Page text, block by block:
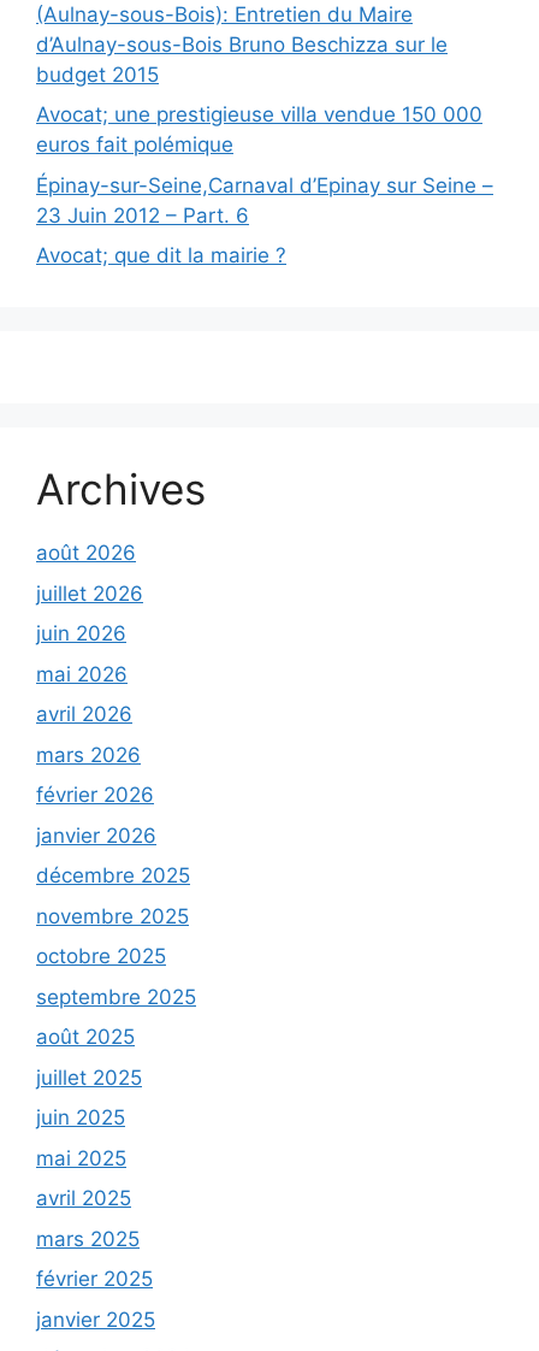
(Aulnay-sous-Bois): Entretien du Maire
d’Aulnay-sous-Bois Bruno Beschizza sur le
budget 2015
Avocat; une prestigieuse villa vendue 150 000
euros fait polémique
Épinay-sur-Seine,Carnaval d’Epinay sur Seine –
23 Juin 2012 – Part. 6
Avocat; que dit la mairie ?
Archives
août 2026
juillet 2026
juin 2026
mai 2026
avril 2026
mars 2026
février 2026
janvier 2026
décembre 2025
novembre 2025
octobre 2025
septembre 2025
août 2025
juillet 2025
juin 2025
mai 2025
avril 2025
mars 2025
février 2025
janvier 2025